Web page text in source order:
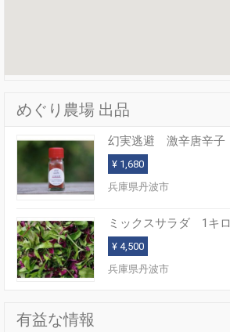
めぐり農場 出品
幻実逃避 激辛唐辛子
¥ 1,680
兵庫県丹波市
ミックスサラダ 1キロ
¥ 4,500
兵庫県丹波市
有益な情報